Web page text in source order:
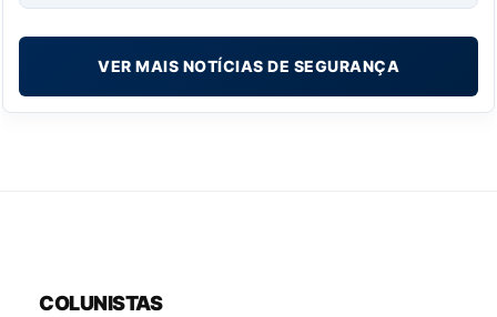
VER MAIS NOTÍCIAS DE SEGURANÇA
COLUNISTAS